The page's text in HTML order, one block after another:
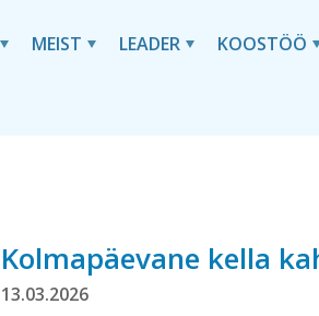
MEIST LEADER KOOSTÖÖ
Kolmapäevane kella
13.03.2026